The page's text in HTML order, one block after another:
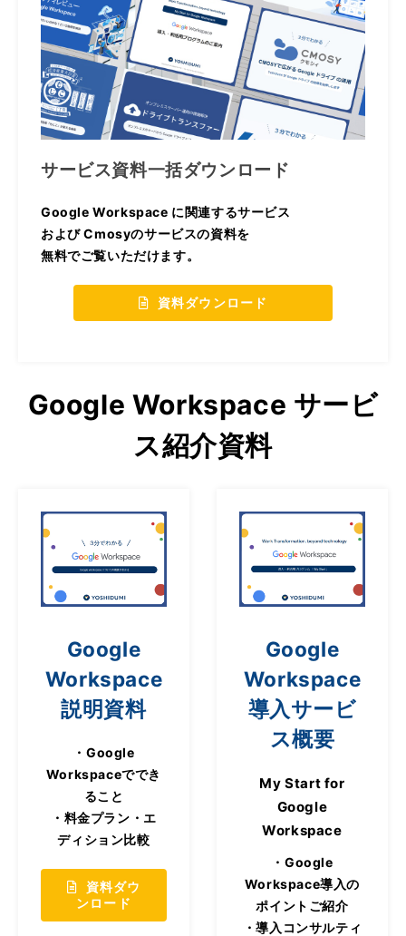
サービス資料一括ダウンロード
Google Workspace に関連するサービス
および Cmosyのサービスの資料を
無料でご覧いただけます。
資料ダウンロード
Google Workspace サービ
ス紹介資料
Google
Workspace
説明資料
・Google
Workspaceででき
ること
・料金プラン・エ
ディション比較
資料ダウ
ンロード
Google
Workspace
導入サービ
ス概要
My Start for
Google
Workspace
・Google
Workspace導入の
ポイントご紹介
・導入コンサルティ